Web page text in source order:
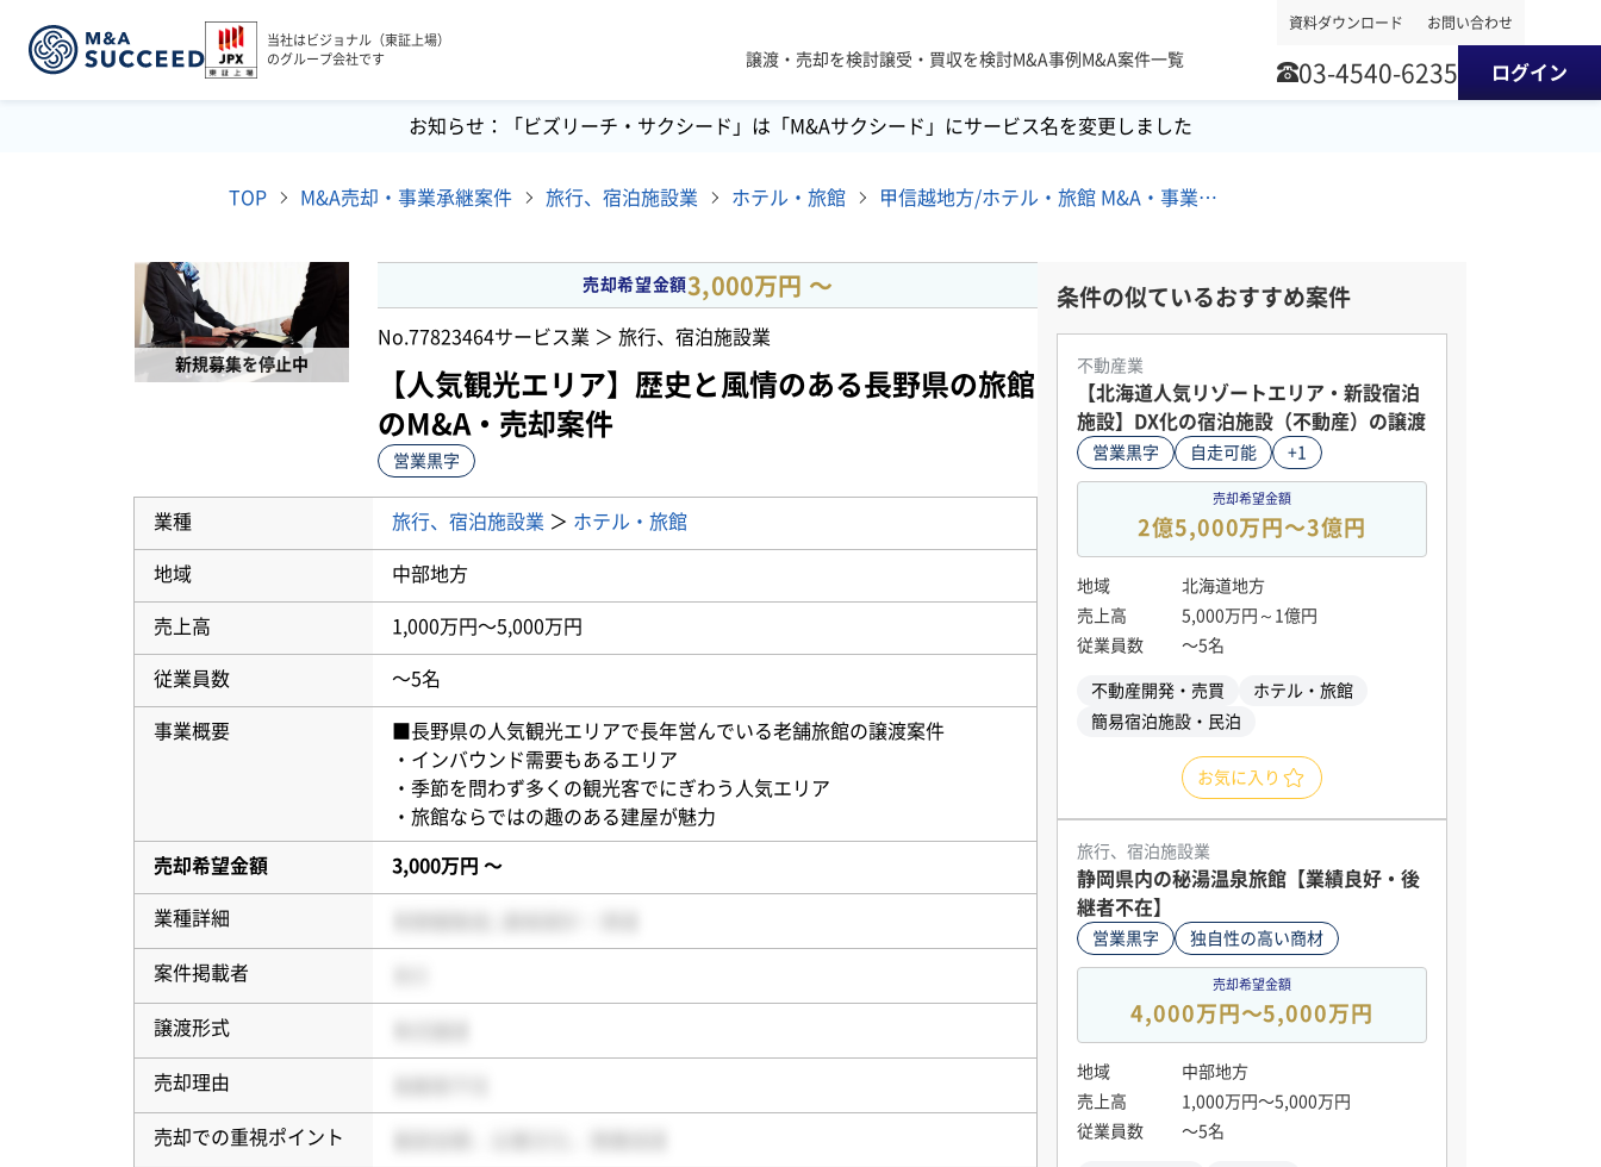
当社はビジョナル（東証上場）
のグループ会社です
譲渡・売却を検討譲受・買収を検討M&A事例 M&A案件一覧
資料ダウンロード お問い合わせ
03-4540-6235 ログイン
お知らせ：「ビズリーチ・サクシード」は「M&Aサクシード」にサービス名を変更しました
TOP M&A売却・事業承継案件 旅行、宿泊施設業 ホテル・旅館 甲信越地方/ホテル・旅館 M&A・事業譲渡案件
新規募集を停止中
売却希望金額 3,000万円 〜
No.77823464サービス業 ＞ 旅行、宿泊施設業
【人気観光エリア】歴史と風情のある長野県の旅館
のM&A・売却案件
営業黒字
業種 旅行、宿泊施設業 ＞ ホテル・旅館
地域 中部地方
売上高 1,000万円〜5,000万円
従業員数 〜5名
事業概要
■長野県の人気観光エリアで長年営んでいる老舗旅館の譲渡案件
・インバウンド需要もあるエリア
・季節を問わず多くの観光客でにぎわう人気エリア
・旅館ならではの趣のある建屋が魅力
売却希望金額 3,000万円 〜
業種詳細
案件掲載者
譲渡形式
売却理由
売却での重視ポイント
条件の似ているおすすめ案件
不動産業
【北海道人気リゾートエリア・新設宿泊
施設】DX化の宿泊施設（不動産）の譲渡
営業黒字 自走可能 +1
売却希望金額
2億5,000万円〜3億円
地域
北海道地方
売上高
5,000万円～1億円
従業員数
〜5名
不動産開発・売買
ホテル・旅館
簡易宿泊施設・民泊
お気に入り
旅行、宿泊施設業
静岡県内の秘湯温泉旅館【業績良好・後
継者不在】
営業黒字 独自性の高い商材
売却希望金額
4,000万円〜5,000万円
地域
中部地方
売上高
1,000万円〜5,000万円
従業員数
〜5名